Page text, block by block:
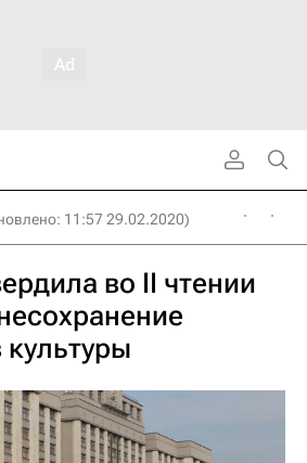
11:57 29.02.2020)
во II чтении